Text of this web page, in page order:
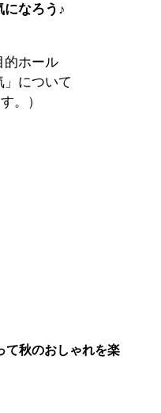
なろう♪
ホール
について
）
て秋のおしゃれを楽